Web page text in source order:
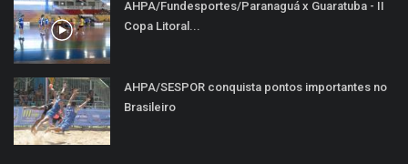
AHPA/Fundesportes/Paranaguá x Guaratuba - II
Copa Litoral...
AHPA/SESPOR conquista pontos importantes no
Brasileiro